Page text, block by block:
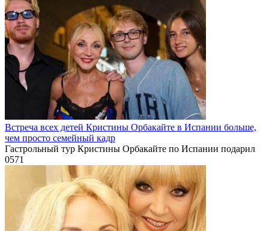
Встреча всех детей Кристины Орбакайте в Испании больше,
чем просто семейный кадр
Гастрольный тур Кристины Орбакайте по Испании подарил
0571